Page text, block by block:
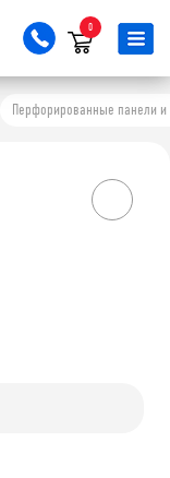
0
Перфорированные панели и